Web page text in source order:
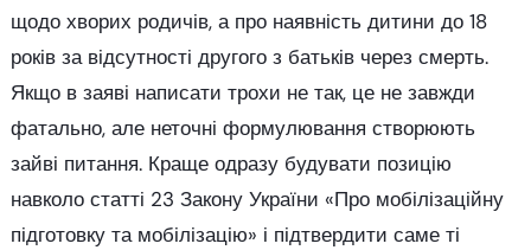
щодо хворих родичів, а про наявність дитини до 18
років за відсутності другого з батьків через смерть.
Якщо в заяві написати трохи не так, це не завжди
фатально, але неточні формулювання створюють
зайві питання. Краще одразу будувати позицію
навколо статті 23 Закону України «Про мобілізаційну
підготовку та мобілізацію» і підтвердити саме ті